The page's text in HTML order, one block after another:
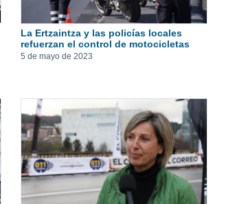
La Ertzaintza y las policías locales
refuerzan el control de motocicletas
5 de mayo de 2023